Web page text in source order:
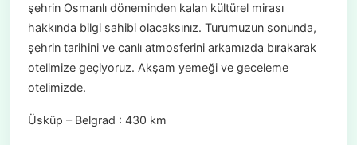
şehrin Osmanlı döneminden kalan kültürel mirası
hakkında bilgi sahibi olacaksınız. Turumuzun sonunda,
şehrin tarihini ve canlı atmosferini arkamızda bırakarak
otelimize geçiyoruz. Akşam yemeği ve geceleme
otelimizde.
Üsküp – Belgrad : 430 km